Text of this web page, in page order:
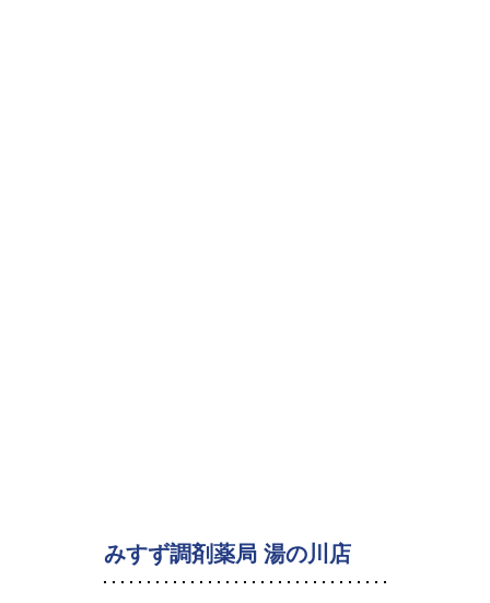
みすず調剤薬局 湯の川店